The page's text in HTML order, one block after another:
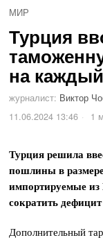
МИР
Турция
на
журналист: Виктор
11.06.2024 13:46
1
Турция решила
пошлины в
импортируемые
сократить
Дополнительный